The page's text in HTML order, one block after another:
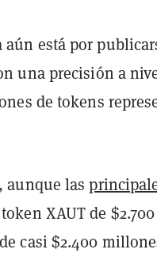
está por
una precisión a
de tokens
, aunque las
XAUT de $2.700
casi $2.400